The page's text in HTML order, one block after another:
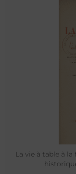
La vie à table à